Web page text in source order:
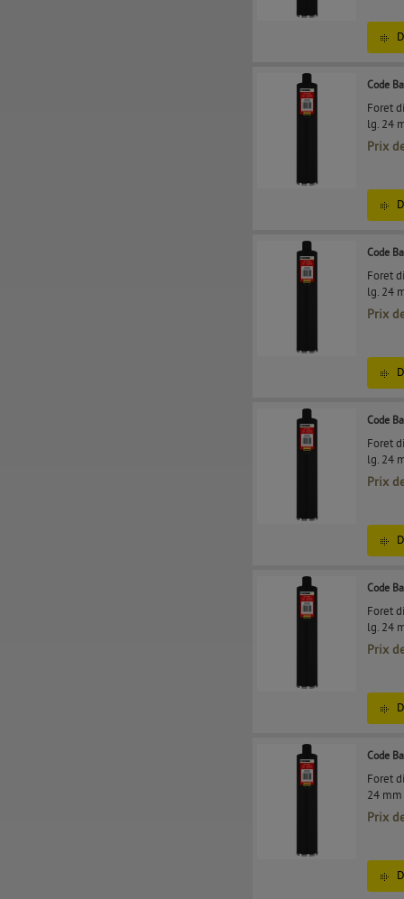
Code
Foret
lg. 24
Prix
Code
Foret
lg. 24
Prix
Code
Foret
lg. 24
Prix
Code
Foret
lg. 24
Prix
Code
Foret
24
Prix